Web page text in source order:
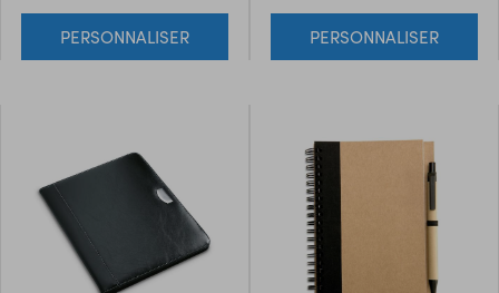
PERSONNALISER PERSONNALISER